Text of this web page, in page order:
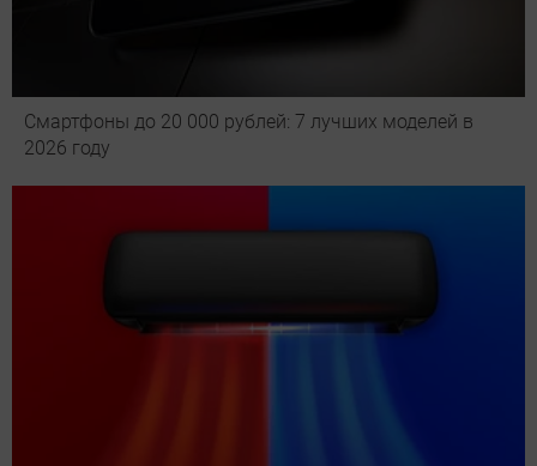
Смартфоны до 20 000 рублей: 7 лучших моделей в
2026 году